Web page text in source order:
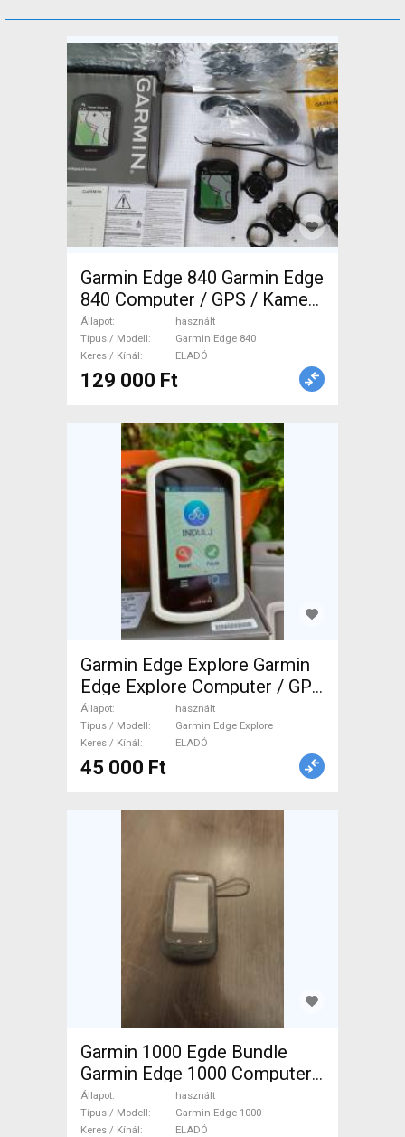
Garmin Edge 840 Garmin Edge
840 Computer / GPS / Kamera
használt ELADÓ
Állapot
használt
Típus / Modell
Garmin Edge 840
Keres / Kínál
ELADÓ
129 000 Ft
Garmin Edge Explore Garmin
Edge Explore Computer / GPS
/ Kamera használt ELADÓ
Állapot
használt
Típus / Modell
Garmin Edge Explore
Keres / Kínál
ELADÓ
45 000 Ft
Garmin 1000 Egde Bundle
Garmin Edge 1000 Computer /
GPS / Kamera használt
ELADÓ
Állapot
használt
Típus / Modell
Garmin Edge 1000
Keres / Kínál
ELADÓ